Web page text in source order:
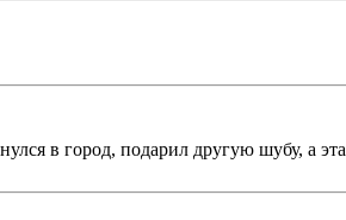
в город, подарил другую шубу, а эта